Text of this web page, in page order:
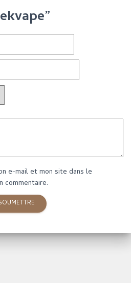
e-mail et mon site dans le
commentaire.